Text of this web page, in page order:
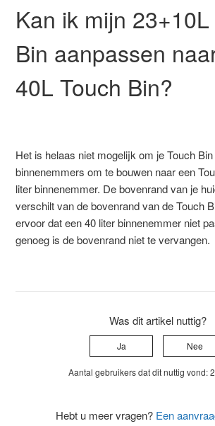
Kan ik mijn 23+10L
Bin aanpassen
40L Touch Bin?
Het is helaas niet mogelijk om je Touch
binnenemmers om te bouwen naar een
liter binnenemmer. De bovenrand van je
verschilt van de bovenrand van de Touch
ervoor dat een 40 liter binnenemmer niet
genoeg is de bovenrand niet te vervangen.
Was dit artikel nuttig?
Ja Nee
Aantal gebruikers dat dit nuttig vond:
Hebt u meer vragen? Een